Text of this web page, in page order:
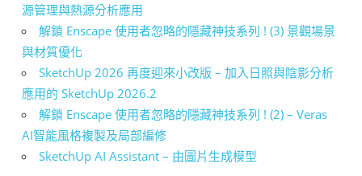
源管理與熱源分析應用
解鎖 Enscape 使用者忽略的隱藏神技系列 ! (3) 景觀場景
與材質優化
SketchUp 2026 再度迎來小改版 – 加入日照與陰影分析
應用的 SketchUp 2026.2
解鎖 Enscape 使用者忽略的隱藏神技系列 ! (2) – Veras
AI智能風格複製及局部編修
SketchUp AI Assistant – 由圖片生成模型